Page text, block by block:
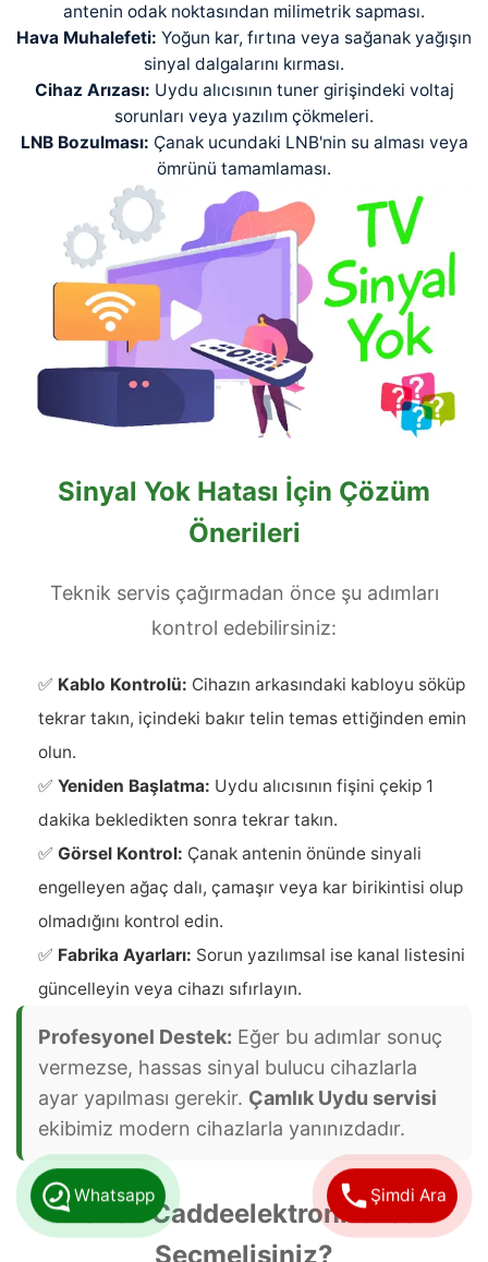
antenin odak noktasından milimetrik sapması.
Hava Muhalefeti: Yoğun kar, fırtına veya sağanak yağışın
sinyal dalgalarını kırması.
Cihaz Arızası: Uydu alıcısının tuner girişindeki voltaj
sorunları veya yazılım çökmeleri.
LNB Bozulması: Çanak ucundaki LNB'nin su alması veya
ömrünü tamamlaması.
Sinyal Yok Hatası İçin Çözüm
Önerileri
Teknik servis çağırmadan önce şu adımları
kontrol edebilirsiniz:
✅ Kablo Kontrolü: Cihazın arkasındaki kabloyu söküp
tekrar takın, içindeki bakır telin temas ettiğinden emin
olun.
✅ Yeniden Başlatma: Uydu alıcısının fişini çekip 1
dakika bekledikten sonra tekrar takın.
✅ Görsel Kontrol: Çanak antenin önünde sinyali
engelleyen ağaç dalı, çamaşır veya kar birikintisi olup
olmadığını kontrol edin.
✅ Fabrika Ayarları: Sorun yazılımsal ise kanal listesini
güncelleyin veya cihazı sıfırlayın.
Profesyonel Destek: Eğer bu adımlar sonuç
vermezse, hassas sinyal bulucu cihazlarla
ayar yapılması gerekir. Çamlık Uydu servisi
ekibimiz modern cihazlarla yanınızdadır.
Neden Caddeelektronik.net’i
Seçmelisiniz?
Şimdi Ara
Whatsapp